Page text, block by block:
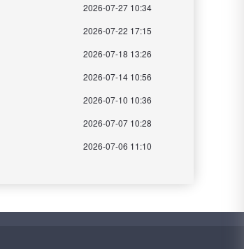
2026-07-27 10:34
2026-07-22 17:15
2026-07-18 13:26
2026-07-14 10:56
2026-07-10 10:36
2026-07-07 10:28
2026-07-06 11:10